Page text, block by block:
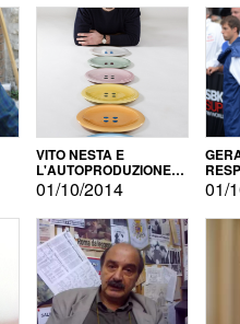
VITO NESTA E
L'AUTOPRODUZIONE
COME RECUPERO DEI
SIMBOLI
01/10/2014 01/